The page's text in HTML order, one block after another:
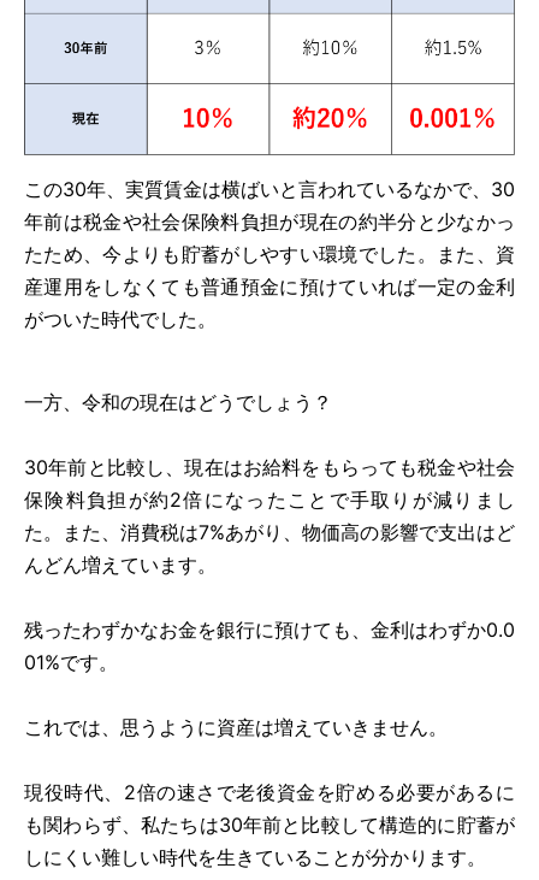
この30年、実質賃金は横ばいと言われているなかで、30
年前は税金や社会保険料負担が現在の約半分と少なかっ
たため、今よりも貯蓄がしやすい環境でした。また、資
産運用をしなくても普通預金に預けていれば一定の金利
がついた時代でした。
一方、令和の現在はどうでしょう？
30年前と比較し、現在はお給料をもらっても税金や社会
保険料負担が約2倍になったことで手取りが減りまし
た。また、消費税は7%あがり、物価高の影響で支出はど
んどん増えています。
残ったわずかなお金を銀行に預けても、金利はわずか0.0
01%です。
これでは、思うように資産は増えていきません。
現役時代、2倍の速さで老後資金を貯める必要があるに
も関わらず、私たちは30年前と比較して構造的に貯蓄が
しにくい難しい時代を生きていることが分かります。